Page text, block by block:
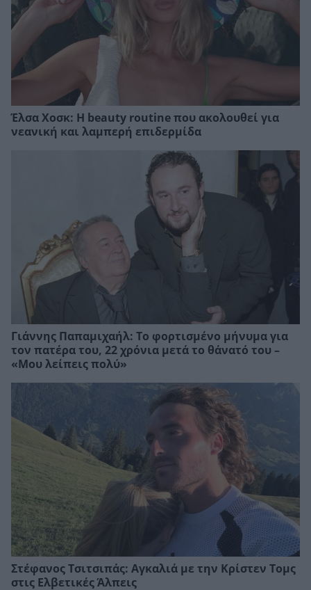
Έλσα Χοσκ: Η beauty routine που ακολουθεί για
νεανική και λαμπερή επιδερμίδα
Γιάννης Παπαμιχαήλ: Το φορτισμένο μήνυμα για
τον πατέρα του, 22 χρόνια μετά το θάνατό του –
«Μου λείπεις πολύ»
Στέφανος Τσιτσιπάς: Αγκαλιά με την Κρίστεν Τομς
στις Ελβετικές Άλπεις